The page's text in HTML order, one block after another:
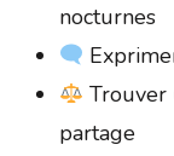
nocturnes
Trouver
partage